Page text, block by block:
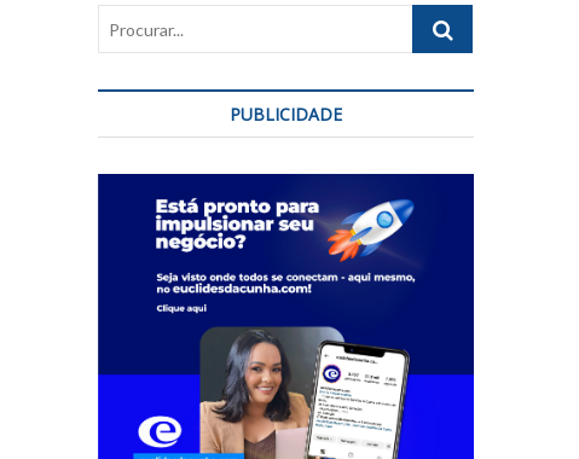
Procurar...
PUBLICIDADE